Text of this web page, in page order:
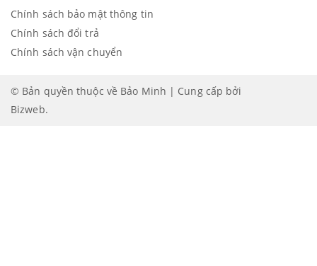
Chính sách bảo mật thông tin
Chính sách đổi trả
Chính sách vận chuyển
© Bản quyền thuộc về Bảo Minh | Cung cấp bởi
Bizweb.